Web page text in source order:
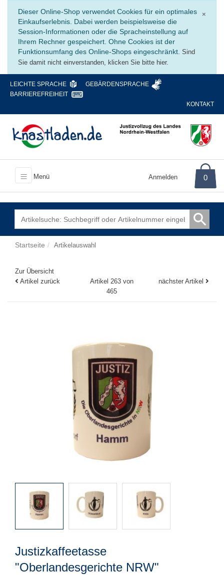
×
Dieser Online-Shop verwendet Cookies für ein optimales
Einkaufserlebnis. Dabei werden beispielsweise die
Session-Informationen oder die Spracheinstellung auf
Ihrem Rechner gespeichert. Ohne Cookies ist der
Funktionsumfang des Online-Shops eingeschränkt. Sind
Sie damit nicht einverstanden, klicken Sie bitte hier.
LEICHTE SPRACHE
GEBÄRDENSPRACHE
BARRIEREFREIHEIT
KONTAKT
Menü Anmelden 0
Startseite Artikelauswahl
Zur Übersicht
Artikel zurück
Artikel 263 von
465
nächster Artikel
Justizkaffeetasse
"Oberlandesgerichte NRW"